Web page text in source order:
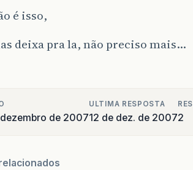
é isso,
deixa pra la, não preciso mais…
de 2007
ULTIMA RESPOSTA
12 de dez. de 20072